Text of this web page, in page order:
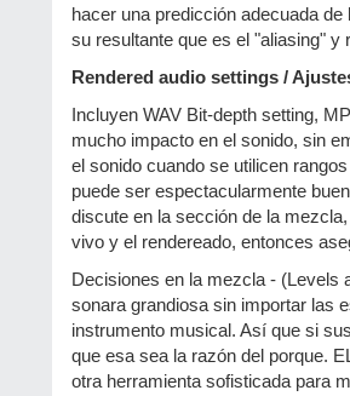
hacer una predicción adecuada
su resultante que es el "aliasing" y
Rendered audio settings /
Incluyen WAV Bit-depth setting,
mucho impacto en el sonido, sin
el sonido cuando se utilicen
puede ser espectacularmente
discute en la sección de la
vivo y el rendereado, entonces
Decisiones en la mezcla - (Levels
sonara grandiosa sin importar las
instrumento musical. Así que si
que esa sea la razón del porque.
otra herramienta sofisticada para